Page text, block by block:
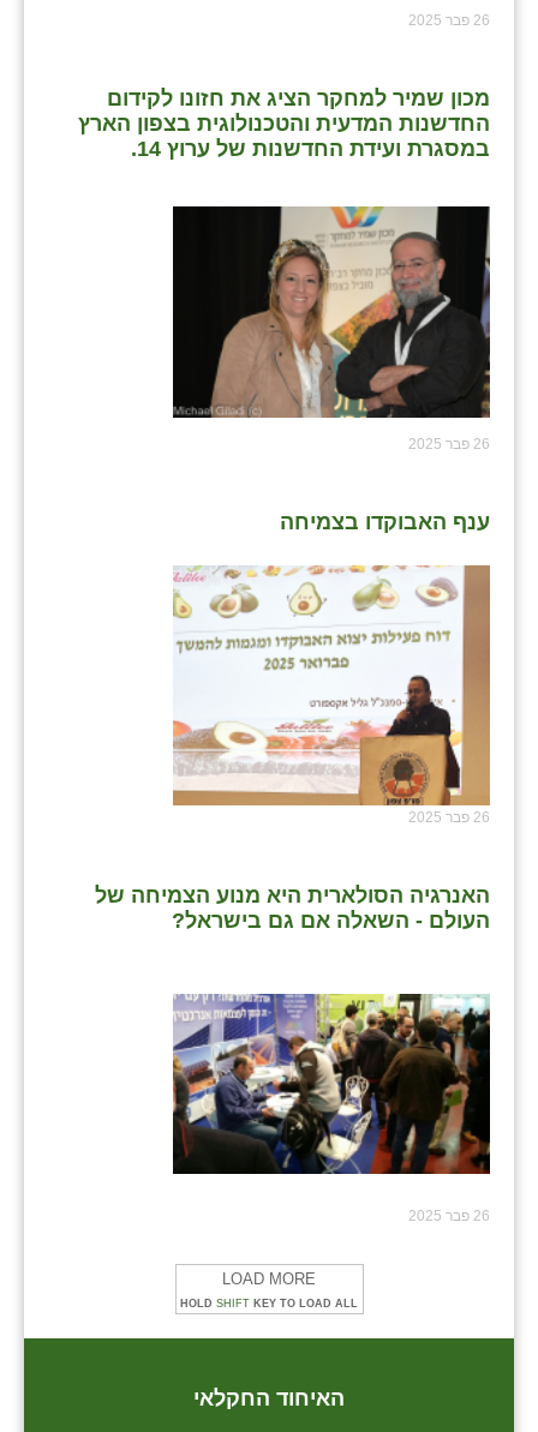
26 פבר 2025
מכון שמיר למחקר הציג את חזונו לקידום
החדשנות המדעית והטכנולוגית בצפון הארץ
במסגרת ועידת החדשנות של ערוץ 14.
26 פבר 2025
ענף האבוקדו בצמיחה
26 פבר 2025
האנרגיה הסולארית היא מנוע הצמיחה של
העולם - השאלה אם גם בישראל?
26 פבר 2025
LOAD MORE
HOLD SHIFT KEY TO LOAD ALL
האיחוד החקלאי